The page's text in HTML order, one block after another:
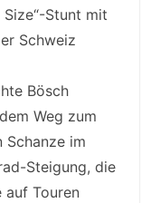
Size“-Stunt mit
Schweiz
Bösch
Weg zum
im
Steigung, die
auf Touren